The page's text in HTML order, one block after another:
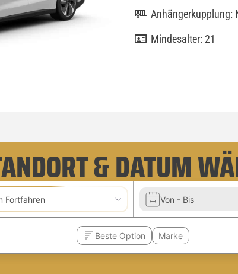
Anhängerkupplung:
Mindesalter: 21
& DATUM